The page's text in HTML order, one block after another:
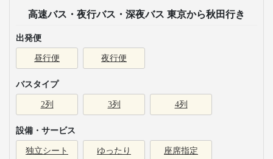
高速バス・夜行バス・深夜バス 東京から秋田行き
出発便
昼行便 夜行便
バスタイプ
2列 3列 4列
設備・サービス
独立シート ゆったり 座席指定